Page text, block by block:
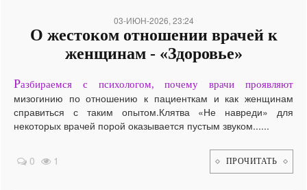
03-ИЮН-2026, 23:24
О жестоком отношении врачей к
женщинам - «Здоровье»
Разбираемся с психологом, почему врачи проявляют
мизогинию по отношению к пациенткам и как женщинам
справиться с таким опытом.Клятва «Не навреди» для
некоторых врачей порой оказывается пустым звуком......
0 1 ПРОЧИТАТЬ